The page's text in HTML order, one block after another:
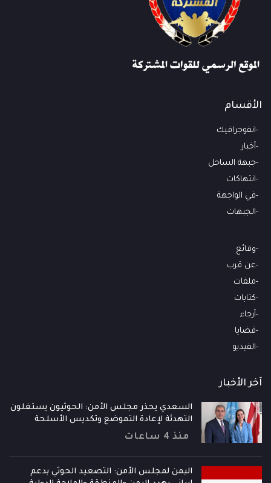
الأقسام
انفوجرافيك
أخبار
جبهة الساحل
انتهاكات
في الواجهة
الجبهات
وقائع
عن قرب
ملفات
كتابات
أرجاء
قضايا
الفيديو
آخر الأخبار
السعدي يحذر مجلس الأمن: الحوثيون يستغلون
التهدئة لإعادة التموضع وتكديس الأسلحة
منذ 4 ساعات
اليمن لمجلس الأمن: التصعيد الحوثي بدعم